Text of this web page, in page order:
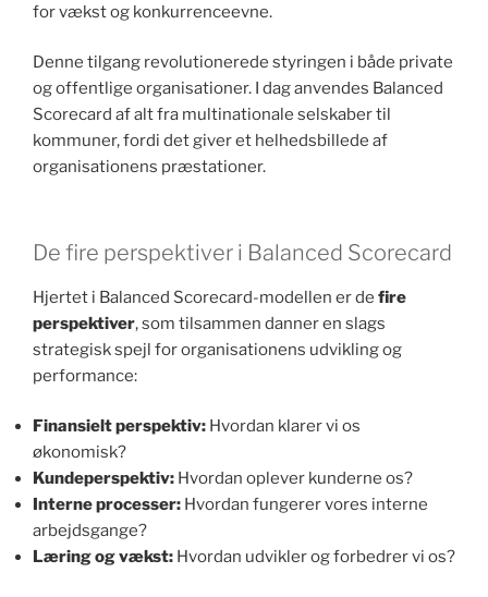
for vækst og konkurrenceevne.
Denne tilgang revolutionerede styringen i både private
og offentlige organisationer. I dag anvendes Balanced
Scorecard af alt fra multinationale selskaber til
kommuner, fordi det giver et helhedsbillede af
organisationens præstationer.
De fire perspektiver i Balanced Scorecard
Hjertet i Balanced Scorecard-modellen er de fire
perspektiver, som tilsammen danner en slags
strategisk spejl for organisationens udvikling og
performance:
Finansielt perspektiv: Hvordan klarer vi os
økonomisk?
Kundeperspektiv: Hvordan oplever kunderne os?
Interne processer: Hvordan fungerer vores interne
arbejdsgange?
Læring og vækst: Hvordan udvikler og forbedrer vi os?